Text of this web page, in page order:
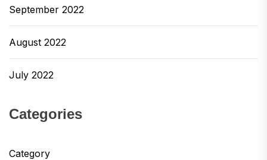
September 2022
August 2022
July 2022
Categories
Category